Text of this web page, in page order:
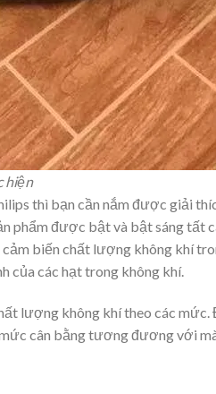
hiện
thì bạn cần nắm được giải
phẩm được bật và bật sáng tất
biến chất lượng không khí
của các hạt trong không khí.
lượng không khí theo các mức.
cân bằng tương đương với